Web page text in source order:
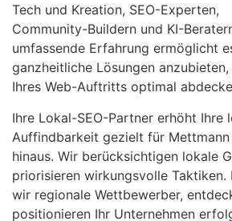
Tech und Kreation, SEO-Experten,
Community-Buildern und KI-
umfassende Erfahrung ermöglicht
ganzheitliche Lösungen
Ihres Web-Auftritts optimal
Ihre Lokal-SEO-Partner erhöht Ihre
Auffindbarkeit gezielt für
hinaus. Wir berücksichtigen lokale
priorisieren wirkungsvolle
wir regionale Wettbewerber,
positionieren Ihr Unternehmen